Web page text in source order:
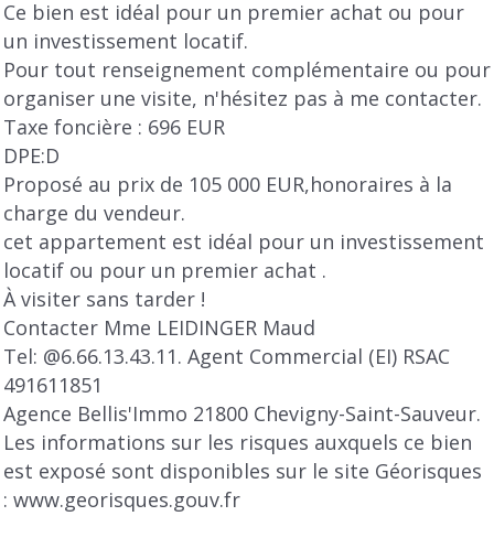
Ce bien est idéal pour un premier achat ou pour
un investissement locatif.
Pour tout renseignement complémentaire ou pour
organiser une visite, n'hésitez pas à me contacter.
Taxe foncière : 696 EUR
DPE:D
Proposé au prix de 105 000 EUR,honoraires à la
charge du vendeur.
cet appartement est idéal pour un investissement
locatif ou pour un premier achat .
À visiter sans tarder !
Contacter Mme LEIDINGER Maud
Tel: @6.66.13.43.11. Agent Commercial (EI) RSAC
491611851
Agence Bellis'Immo 21800 Chevigny-Saint-Sauveur.
Les informations sur les risques auxquels ce bien
est exposé sont disponibles sur le site Géorisques
: www.georisques.gouv.fr